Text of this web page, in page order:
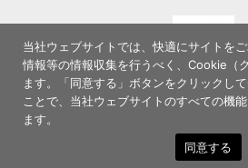
Copyright(c) ONODERA USER
当社ウェブサイトでは、快適にサイトを
情報等の情報収集を行うべく、Cookie（
ます。
「同意する」ボタンをクリックし
ことで、当社ウェブサイトのすべての機
ます。
同意する